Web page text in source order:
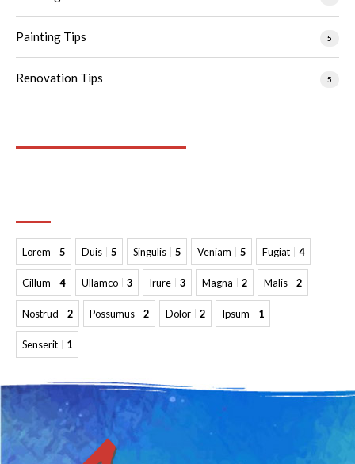
Painting Tips 5
Renovation Tips 5
Lorem 5 Duis 5 Singulis 5 Veniam 5 Fugiat 4
Cillum 4 Ullamco 3 Irure 3 Magna 2 Malis 2
Nostrud 2 Possumus 2 Dolor 2 Ipsum 1
Senserit 1